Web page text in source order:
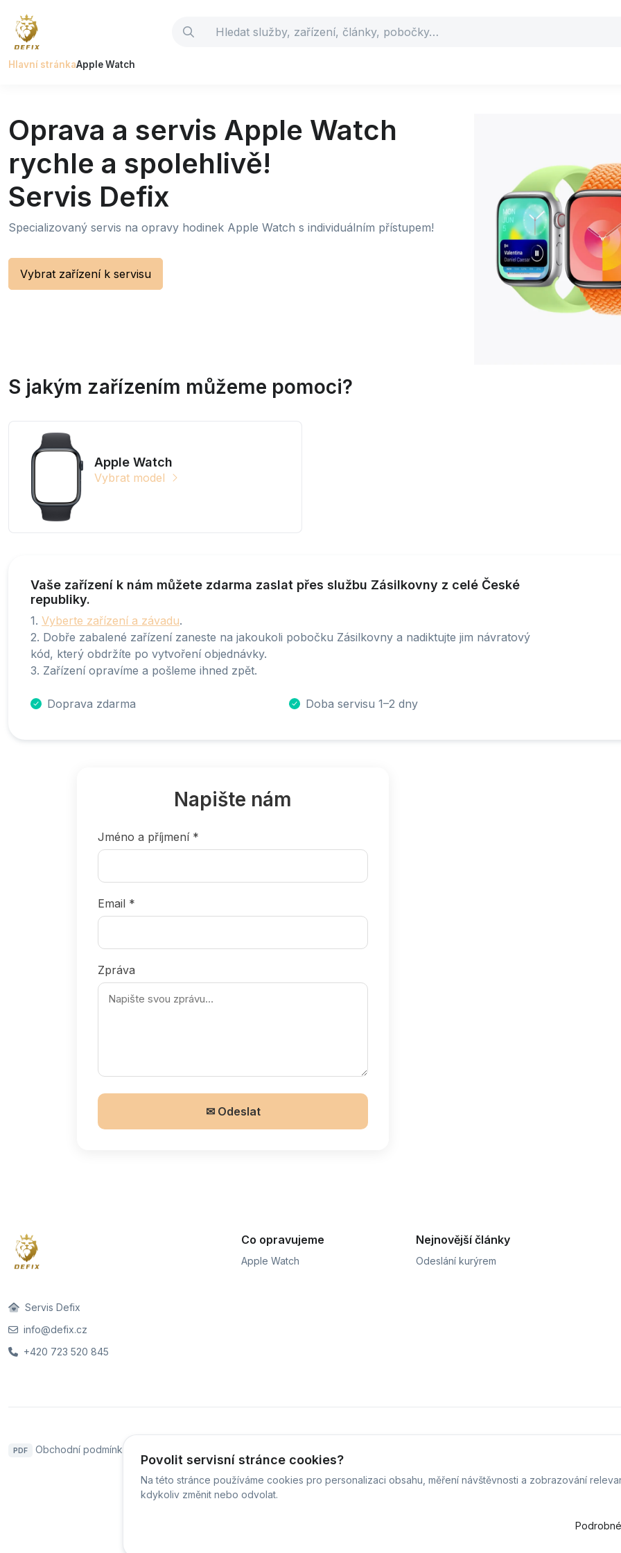
Hlavní stránkaApple Watch
Oprava a servis Apple Watch
rychle a spolehlivě!
Servis Defix
Specializovaný servis na opravy hodinek Apple Watch s individuálním přístupem!
Vybrat zařízení k servisu
S jakým zařízením můžeme pomoci?
Apple Watch
Vybrat model
Vaše zařízení k nám můžete zdarma zaslat přes službu Zásilkovny z celé České
republiky.
1. Vyberte zařízení a závadu.
2. Dobře zabalené zařízení zaneste na jakoukoli pobočku Zásilkovny a nadiktujte jim návratový
kód, který obdržíte po vytvoření objednávky.
3. Zařízení opravíme a pošleme ihned zpět.
Doprava zdarma Doba servisu 1–2 dny
Napište nám
Jméno a příjmení *
Email *
Zpráva
✉ Odeslat
Povolit servisní stránce cookies?
Na této stránce používáme cookies pro personalizaci obsahu, měření návštěvnosti a zobrazování
kdykoliv změnit nebo odvolat.
Servis Defix
info@defix.cz
+420 723 520 845
Co opravujeme
Apple Watch
Nejnovější články
Odeslání kurýrem
PDF Obchodní podmínky